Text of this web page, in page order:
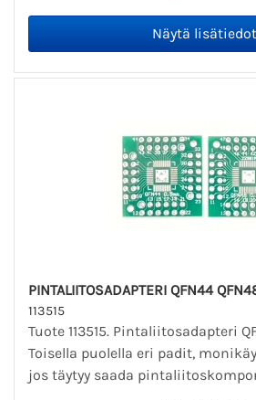
PINTALIITOSADAPTERI QFN44
113515
Tuote 113515. Pintaliitosadapteri
Toisella puolella eri padit,
jos täytyy saada